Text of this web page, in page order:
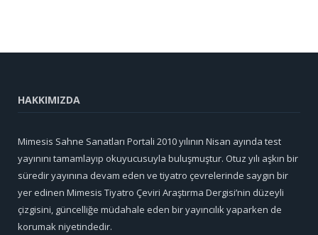
HAKKIMIZDA
Mimesis Sahne Sanatları Portali 2010 yılının Nisan ayında test
yayınını tamamlayıp okuyucusuyla buluşmuştur. Otuz yılı aşkın bir
süredir yayınına devam eden ve tiyatro çevrelerinde saygın bir
yer edinen Mimesis Tiyatro Çeviri Araştırma Dergisi’nin düzeyli
çizgisini, güncelliğe müdahale eden bir yayıncılık yaparken de
korumak niyetindedir.